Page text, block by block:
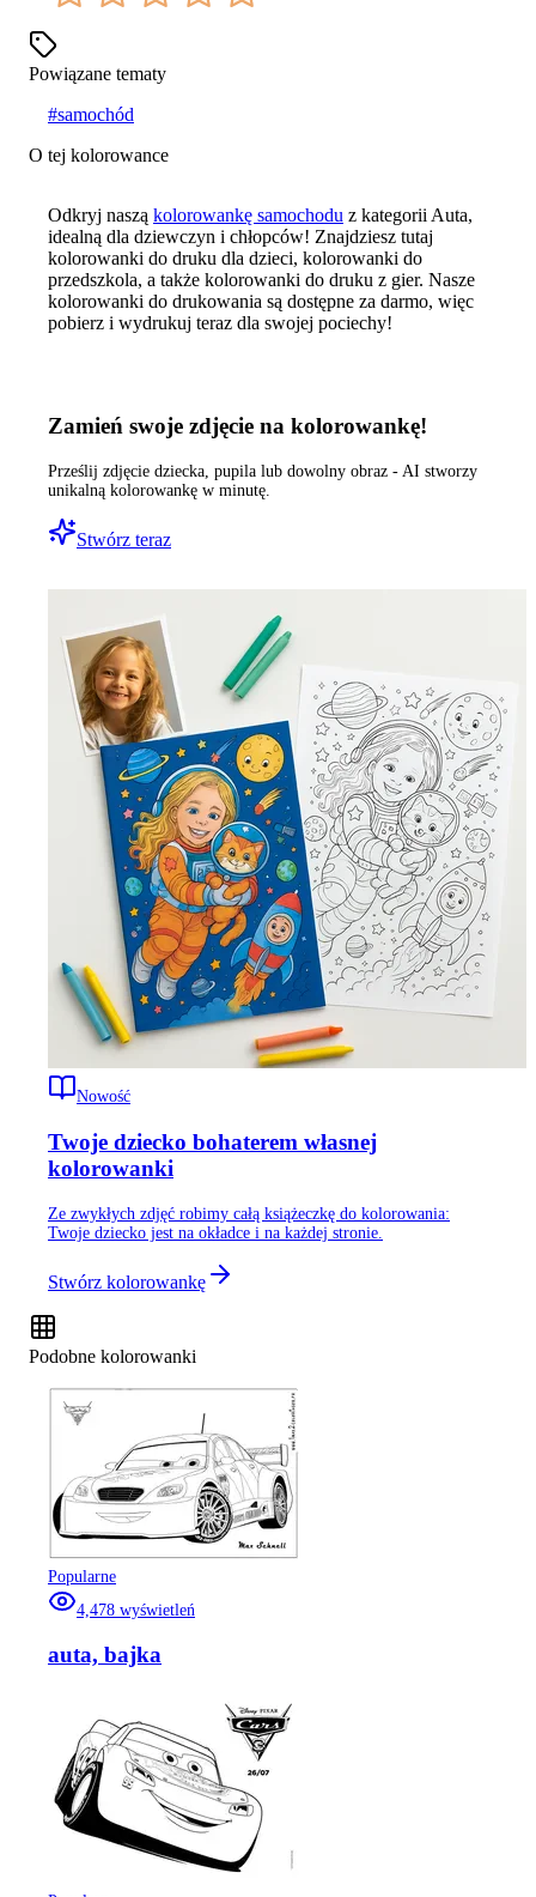
Powiązane tematy
#samochód
O tej kolorowance
Odkryj naszą kolorowankę samochodu z kategorii Auta,
idealną dla dziewczyn i chłopców! Znajdziesz tutaj
kolorowanki do druku dla dzieci, kolorowanki do
przedszkola, a także kolorowanki do druku z gier. Nasze
kolorowanki do drukowania są dostępne za darmo, więc
pobierz i wydrukuj teraz dla swojej pociechy!
Zamień swoje zdjęcie na kolorowankę!
Prześlij zdjęcie dziecka, pupila lub dowolny obraz - AI stworzy
unikalną kolorowankę w minutę.
Stwórz teraz
Nowość
Twoje dziecko bohaterem własnej
kolorowanki
Ze zwykłych zdjęć robimy całą książeczkę do kolorowania:
Twoje dziecko jest na okładce i na każdej stronie.
Stwórz kolorowankę
Podobne kolorowanki
Popularne
4,478 wyświetleń
auta, bajka